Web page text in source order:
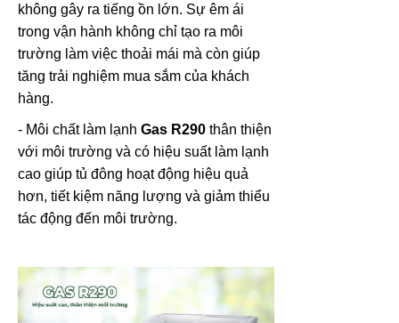
không gây ra tiếng ồn lớn. Sự êm ái
trong vận hành không chỉ tạo ra môi
trường làm việc thoải mái mà còn giúp
tăng trải nghiệm mua sắm của khách
hàng.
- Môi chất làm lạnh Gas R290 thân thiện
với môi trường và có hiệu suất làm lạnh
cao giúp tủ đông hoạt động hiệu quả
hơn, tiết kiệm năng lượng và giảm thiểu
tác động đến môi trường.